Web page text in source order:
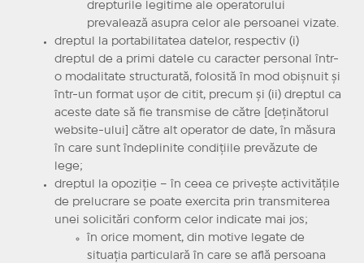
drepturile legitime ale operatorului
prevalează asupra celor ale persoanei vizate.
dreptul la portabilitatea datelor, respectiv (i)
dreptul de a primi datele cu caracter personal într-
o modalitate structurată, folosită în mod obişnuit şi
într-un format uşor de citit, precum şi (ii) dreptul ca
aceste date să fie transmise de către [deţinătorul
website-ului] către alt operator de date, în măsura
în care sunt îndeplinite condiţiile prevăzute de
lege;
dreptul la opoziţie – în ceea ce priveşte activităţile
de prelucrare se poate exercita prin transmiterea
unei solicitări conform celor indicate mai jos;
în orice moment, din motive legate de
situaţia particulară în care se află persoana